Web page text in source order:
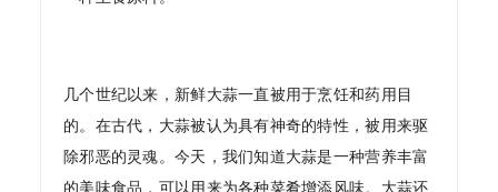
几个世纪以来，新鲜大蒜一直被用于烹饪和药用目
的。在古代，大蒜被认为具有神奇的特性，被用来驱
除邪恶的灵魂。今天，我们知道大蒜是一种营养丰富
的美味食品，可以用来为各种菜肴增添风味。大蒜还